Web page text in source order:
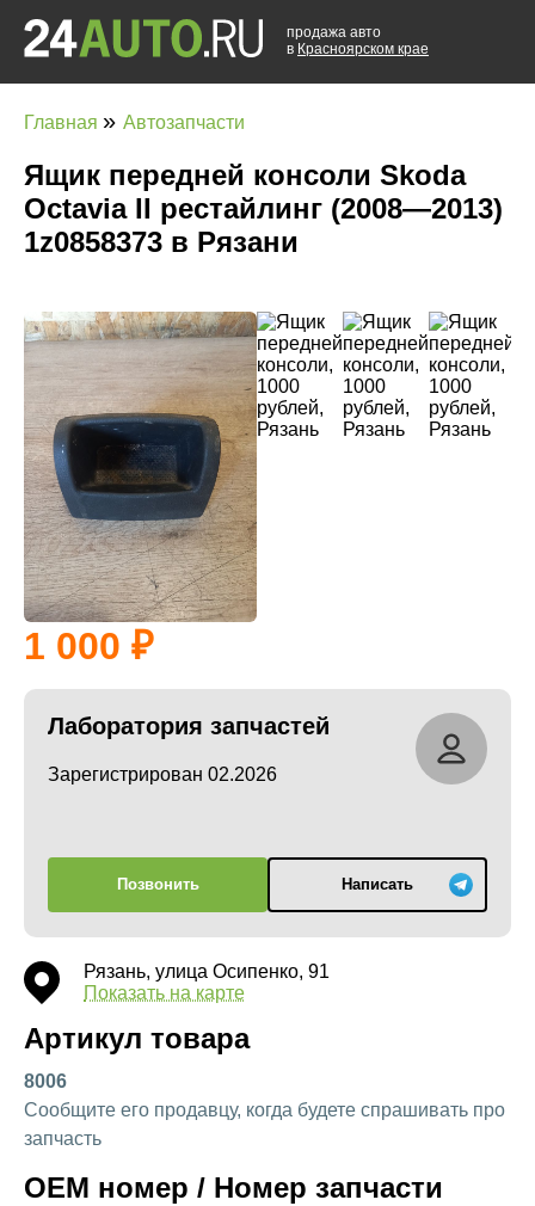
продажа авто
в Красноярском крае
Главная » Автозапчасти
Ящик передней консоли Skoda
Octavia II рестайлинг (2008—2013)
1z0858373 в Рязани
1 000
Лаборатория запчастей
Зарегистрирован 02.2026
Позвонить Написать
Рязань, улица Осипенко, 91
Показать на карте
Артикул товара
8006
Сообщите его продавцу, когда будете спрашивать про
запчасть
OEM номер / Номер запчасти